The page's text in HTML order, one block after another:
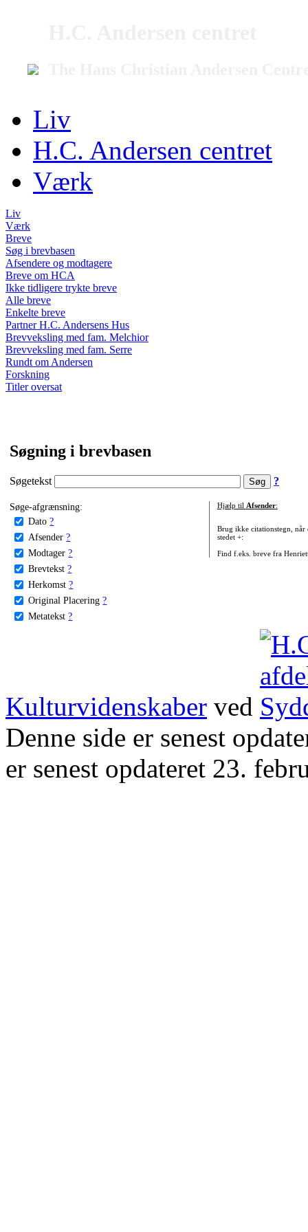
Liv
H.C. Andersen centret
Værk
Liv
Værk
Breve
Søg i brevbasen
Afsendere og modtagere
Breve om HCA
Ikke tidligere trykte breve
Alle breve
Enkelte breve
Partner H.C. Andersens Hus
Brevveksling med fam. Melchior
Brevveksling med fam. Serre
Rundt om Andersen
Forskning
Titler oversat
Søgning i brevbasen
Søgetekst ?
Søge-afgrænsning:
Dato ?
Afsender ?
Modtager ?
Brevtekst ?
Herkomst ?
Original Placering ?
Metatekst ?
Hjælp til Afsender:
Brug ikke citationstegn, når
stedet +:
Find f.eks. breve fra
Kulturvidenskaber ved
Denne side er senest
er senest opdateret 23.